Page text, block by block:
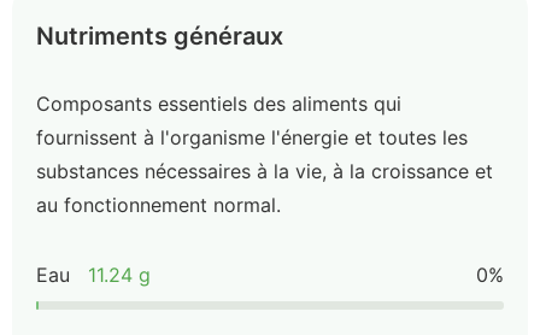
Nutriments généraux
Composants essentiels des aliments qui
fournissent à l'organisme l'énergie et toutes les
substances nécessaires à la vie, à la croissance et
au fonctionnement normal.
Eau 11.24 g 0%